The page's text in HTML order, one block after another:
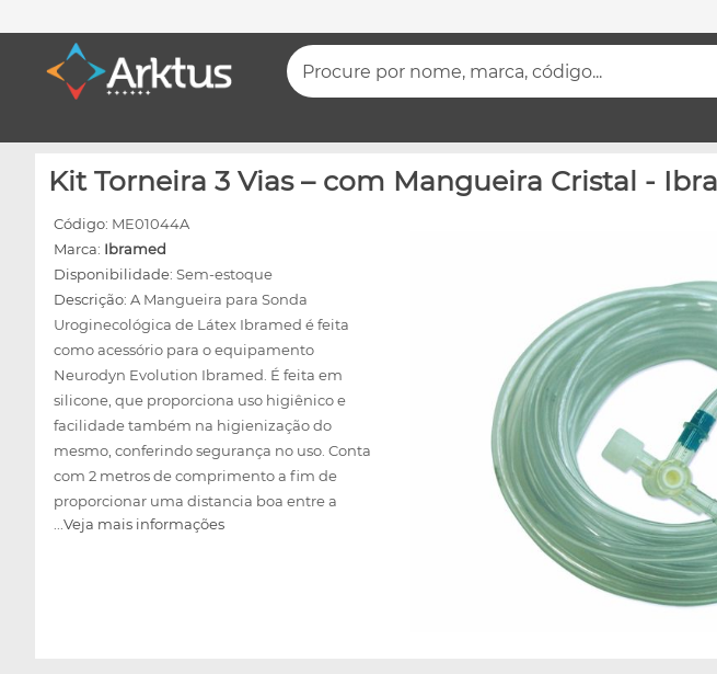
Procure por nome, marca, código...
Kit Torneira 3 Vias – com Mangueira Cristal -
Código: ME01044A
Marca: Ibramed
Disponibilidade: Sem-estoque
Descrição: A Mangueira para Sonda
Uroginecológica de Látex Ibramed é feita
como acessório para o equipamento
Neurodyn Evolution Ibramed. É feita em
silicone, que proporciona uso higiênico e
facilidade também na higienização do
mesmo, conferindo segurança no uso. Conta
com 2 metros de comprimento a fim de
proporcionar uma distancia boa entre a
paciente e o aparelho. Para montar, é bem
...Veja mais informações